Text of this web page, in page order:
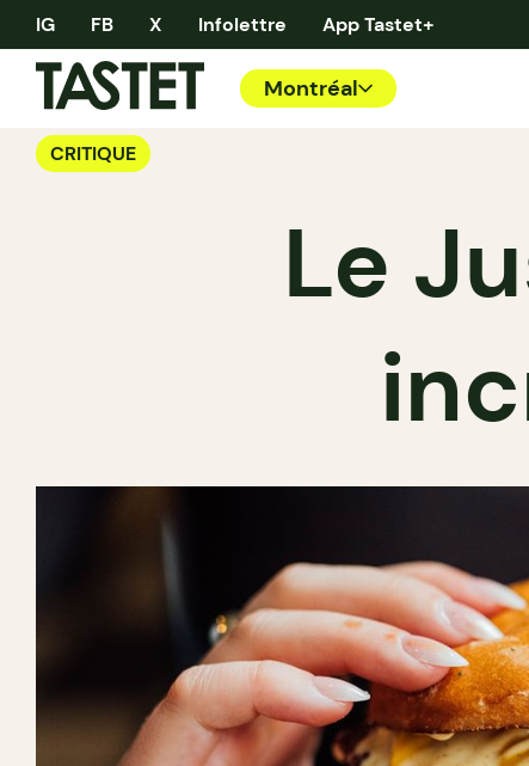
IG FB X Infolettre App Tastet+
Montréal
CRITIQUE
Le